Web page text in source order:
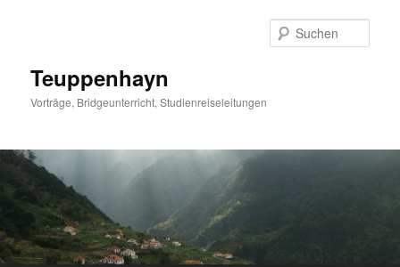
Teuppenhayn
Vorträge, Bridgeunterricht, Studienreiseleitungen